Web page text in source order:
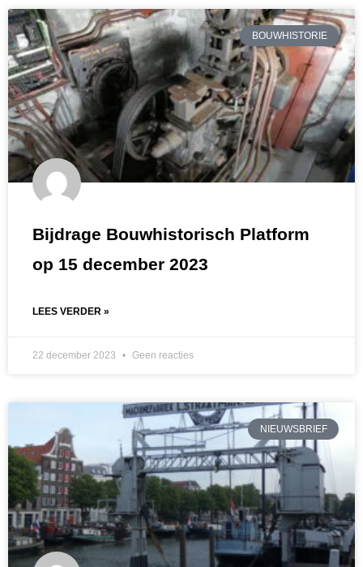
BOUWHISTORIE
Bijdrage Bouwhistorisch Platform
op 15 december 2023
LEES VERDER »
22 december 2023 Geen reacties
NIEUWSBRIEF